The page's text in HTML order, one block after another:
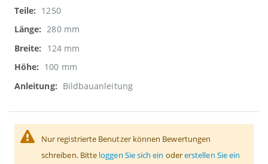
1250
280 mm
124 mm
100 mm
Bildbauanleitung
Nur registrierte Benutzer können Bewertungen
schreiben. Bitte loggen Sie sich ein odererstellen Sie ein